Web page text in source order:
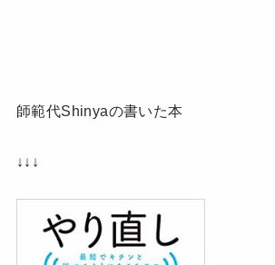
師範代Shinyaの書いた本
↓↓↓